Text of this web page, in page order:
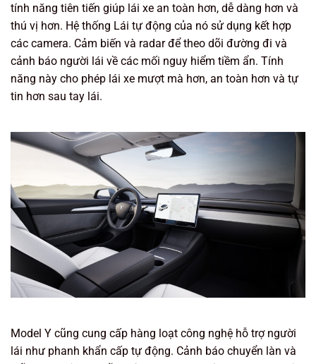
tính năng tiên tiến giúp lái xe an toàn hơn, dễ dàng hơn và
thú vị hơn. Hệ thống Lái tự động của nó sử dụng kết hợp
các camera. Cảm biến và radar để theo dõi đường đi và
cảnh báo người lái về các mối nguy hiểm tiềm ẩn. Tính
năng này cho phép lái xe mượt mà hơn, an toàn hơn và tự
tin hơn sau tay lái.
Model Y cũng cung cấp hàng loạt công nghệ hỗ trợ người
lái như phanh khẩn cấp tự động. Cảnh báo chuyển làn và